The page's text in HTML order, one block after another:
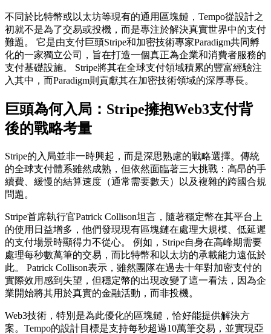
不同於比特幣或以太坊等現有的通用區塊鏈，Tempo從設計之
初就不是為了交易或投機，而是專注於解決真實世界中的支付
難題。 它是由支付巨頭Stripe和加密技術專家Paradigm共同孵
化的一家獨立公司，旨在打造一個真正為企業和消費者服務的
支付基礎設施。 Stripe將其在全球支付領域積累的豐富經驗注
入其中，而Paradigm則貢獻其在加密技術領域的深厚專長。
巨頭為何入局：Stripe擁抱Web3支付背
後的戰略考量
Stripe的入局並非一時興起，而是深思熟慮的戰略選擇。傳統
的全球支付體系雖然成熟，但依然面臨著三大挑戰：高昂的手
續費、緩慢的結算速度（通常需要數天）以及複雜的跨國合規
問題。
Stripe首席執行官Patrick Collison坦言，隨著穩定幣在其平台上
的使用日益增多，他們發現現有區塊鏈在處理大規模、低延遲
的支付場景時顯得力不從心。 例如，Stripe自身在高峰期需要
處理每秒數萬筆的交易，而比特幣和以太坊的承載能力遠低於
此。 Patrick Collison表示，雖然團隊在過去十年對加密支付的
實際效用感到失望，但穩定幣的出現改變了這一看法，因為企
業開始將其用於真實的金融活動，而非投機。
Web3技術，特別是為此優化的區塊鏈，恰好能提供解決方
案。Tempo的設計目標是支持每秒超過10萬筆交易，並實現亞